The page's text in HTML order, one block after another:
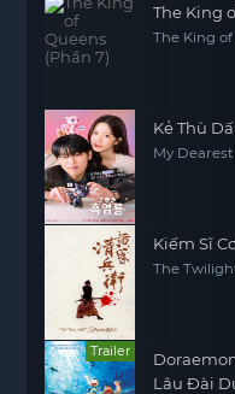
The King
The King
Kẻ Thù
My
Kiếm Sĩ
The
Trailer
Lâu Đài